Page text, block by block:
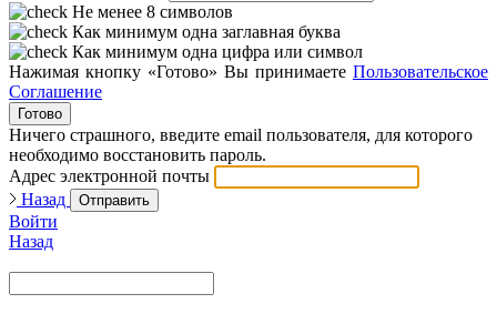
Не менее 8 символов
Как минимум одна заглавная буква
Как минимум одна цифра или символ
Нажимая кнопку «Готово» Вы принимаете Пользовательское
Соглашение
Готово
Ничего страшного, введите email пользователя, для которого
необходимо восстановить пароль.
Адрес электронной почты
Назад
Отправить
Войти
Назад